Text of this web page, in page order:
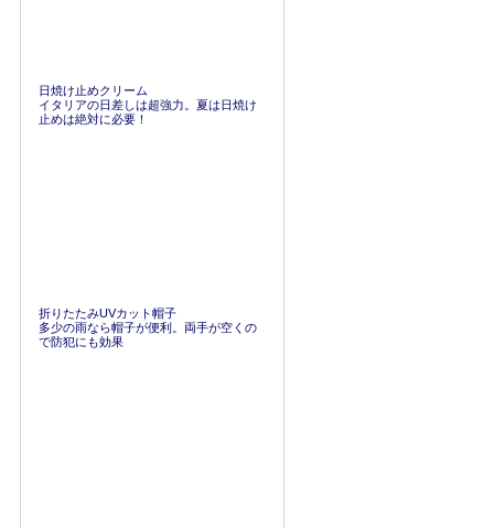
日焼け止めクリーム
イタリアの日差しは超強力。夏は日焼け
止めは絶対に必要！
折りたたみUVカット帽子
多少の雨なら帽子が便利。両手が空くの
で防犯にも効果